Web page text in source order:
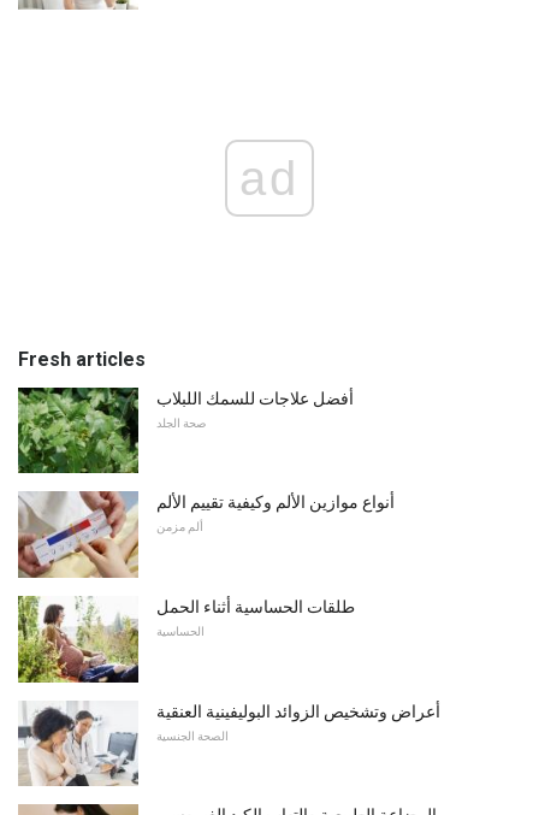
ad
Fresh articles
أفضل علاجات للسمك اللبلاب
صحة الجلد
أنواع موازين الألم وكيفية تقييم الألم
ألم مزمن
طلقات الحساسية أثناء الحمل
الحساسية
أعراض وتشخيص الزوائد البوليفينية العنقية
الصحة الجنسية